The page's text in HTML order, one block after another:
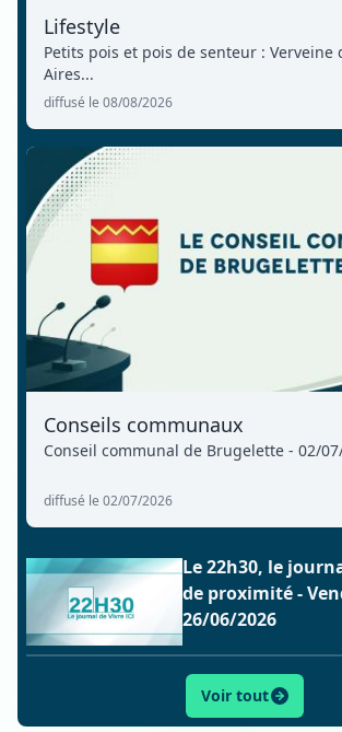
Lifestyle
Petits pois et pois de senteur : Verveine
Aires...
diffusé le 08/08/2026
Conseils communaux
Conseil communal de Brugelette - 02/
diffusé le 02/07/2026
Le 22h30, le
de proximité -
26/06/2026
Voir tout